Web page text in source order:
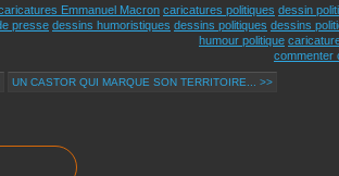
Emmanuel Macron caricatures politiques dessin
presse dessins humoristiques dessins politiques dessins
humour politique
commenter
UN CASTOR QUI MARQUE SON TERRITOIRE... >>